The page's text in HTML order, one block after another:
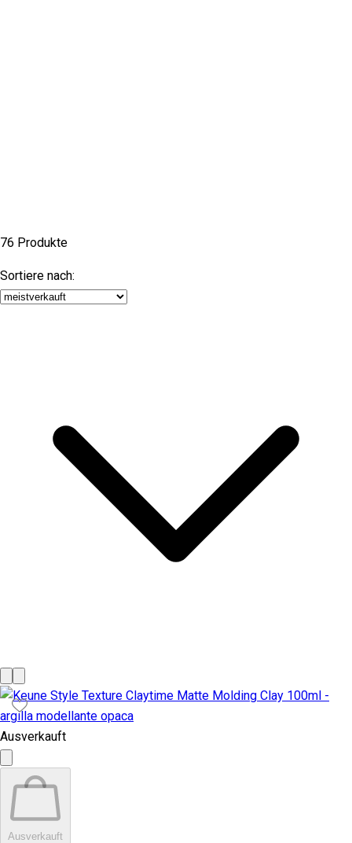
76 Produkte
Sortiere nach:
Ausverkauft
Ausverkauft